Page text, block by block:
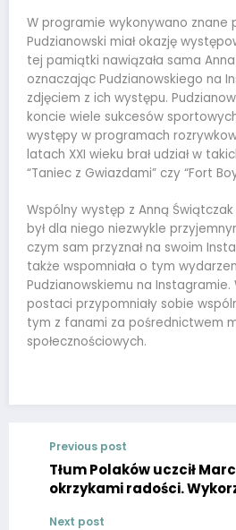
W programie wykonywano znane
Pudzianowski miał okazję
tej pamiątki nawiązała sama
oznaczając Pudzianowskiego na
zdjęciem z ich występu.
koncie wiele sukcesów
występy w programach
latach XXI wieku brał udział w
“Taniec z Gwiazdami” czy “Fort
Wspólny występ z Anną Świątczak
był dla niego niezwykle
czym sam przyznał na swoim
także wspomniała o tym
Pudzianowskiemu na
postaci przypomniały sobie
tym z fanami za pośrednictwem
społecznościowych.
Previous post
Tłum Polaków uczcił
okrzykami radości.
Next post